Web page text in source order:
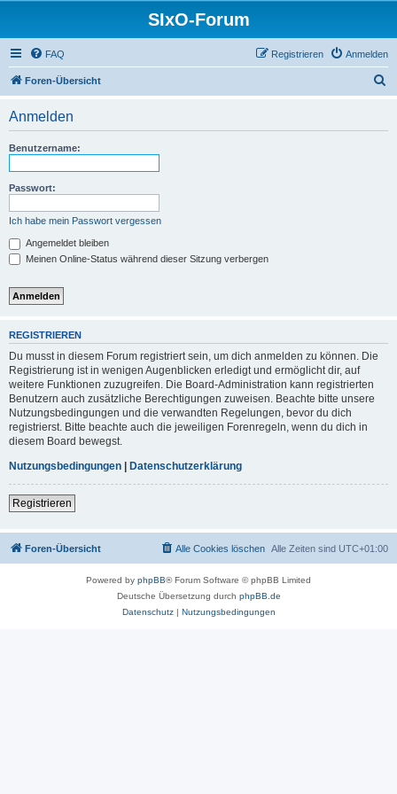
SIxO-Forum
FAQ Anmelden
Registrieren
Foren-Übersicht
Anmelden
Benutzername:
Passwort:
Ich habe mein Passwort vergessen
Angemeldet bleiben
Meinen Online-Status während dieser Sitzung verbergen
REGISTRIEREN
Du musst in diesem Forum registriert sein, um dich anmelden zu können. Die
Registrierung ist in wenigen Augenblicken erledigt und ermöglicht dir, auf
weitere Funktionen zuzugreifen. Die Board-Administration kann registrierten
Benutzern auch zusätzliche Berechtigungen zuweisen. Beachte bitte unsere
Nutzungsbedingungen und die verwandten Regelungen, bevor du dich
registrierst. Bitte beachte auch die jeweiligen Forenregeln, wenn du dich in
diesem Board bewegst.
Nutzungsbedingungen | Datenschutzerklärung
Registrieren
Foren-Übersicht Alle Zeiten sind UTC+01:00
Alle Cookies löschen
Powered by phpBB® Forum Software © phpBB Limited
Deutsche Übersetzung durch phpBB.de
Datenschutz| Nutzungsbedingungen